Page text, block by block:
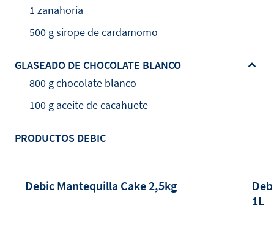
1 zanahoria
500 g sirope de cardamomo
GLASEADO DE CHOCOLATE BLANCO
800 g chocolate blanco
100 g aceite de cacahuete
PRODUCTOS DEBIC
Debic Mantequilla Cake 2,5kg
1L